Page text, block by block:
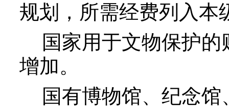
规划，所需经费列入本
国家用于文物保护的
增加。
国有博物馆、纪念馆